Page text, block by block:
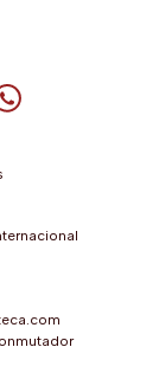
abre en una
(se abre en una
(se abre en
(se abre
de Telegram (se
de
Cuenta de